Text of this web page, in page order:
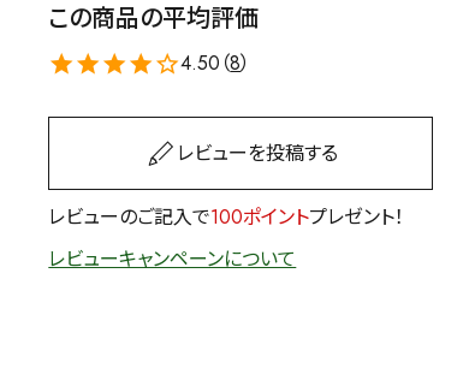
茶葉を選択
この商品の平均評価
4.50（8）
レビューを投稿する
レビューのご記入で100ポイントプレゼント！
レビューキャンペーンについて